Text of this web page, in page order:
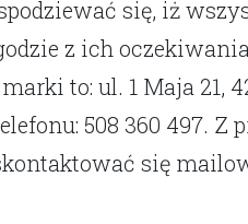
się, iż
z ich
marki to: ul. 1 Maja 21,
508 360 497.
się